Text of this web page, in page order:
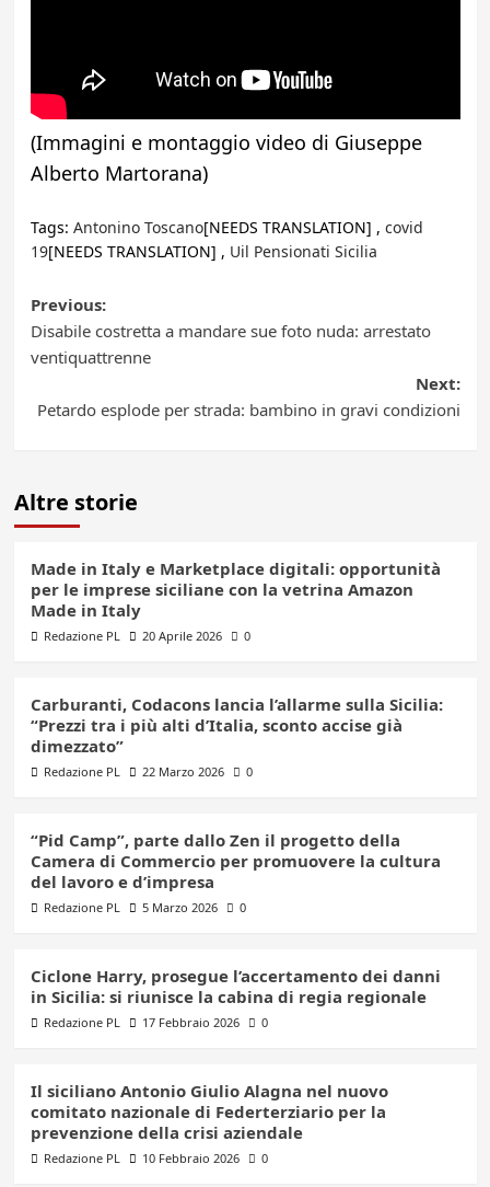
(Immagini e montaggio video di Giuseppe
Alberto Martorana)
Tags: Antonino Toscano[NEEDS TRANSLATION] , covid
19[NEEDS TRANSLATION] , Uil Pensionati Sicilia
Post
navigation
Previous:
Disabile costretta a mandare sue foto nuda: arrestato
ventiquattrenne
Next:
Petardo esplode per strada: bambino in gravi condizioni
Altre storie
Made in Italy e Marketplace digitali: opportunità
per le imprese siciliane con la vetrina Amazon
Made in Italy
Redazione PL 20 Aprile 2026 0
Carburanti, Codacons lancia l’allarme sulla Sicilia:
“Prezzi tra i più alti d’Italia, sconto accise già
dimezzato”
Redazione PL 22 Marzo 2026 0
“Pid Camp”, parte dallo Zen il progetto della
Camera di Commercio per promuovere la cultura
del lavoro e d’impresa
Redazione PL 5 Marzo 2026 0
Ciclone Harry, prosegue l’accertamento dei danni
in Sicilia: si riunisce la cabina di regia regionale
Redazione PL 17 Febbraio 2026 0
Il siciliano Antonio Giulio Alagna nel nuovo
comitato nazionale di Federterziario per la
prevenzione della crisi aziendale
Redazione PL 10 Febbraio 2026 0